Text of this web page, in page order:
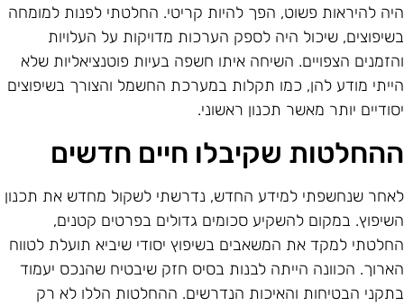
להיראות פשוט, הפך להיות קריטי. החלטתי לפנות למומחה
שיכול היה לספק הערכות מדויקות על העלויות
הצפויים. השיחה איתו חשפה בעיות פוטנציאליות שלא
מודע להן, כמו תקלות במערכת החשמל והצורך בשיפוצים
יותר מאשר תכנון ראשוני.
שקיבלו חיים חדשים
שנחשפתי למידע החדש, נדרשתי לשקול מחדש את תכנון
במקום להשקיע סכומים גדולים בפרטים קטנים,
למקד את המשאבים בשיפוץ יסודי שיביא תועלת לטווח
הכוונה הייתה לבנות בסיס חזק שיבטיח שהנכס יעמוד
הבטיחות והאיכות הנדרשים. ההחלטות הללו לא רק